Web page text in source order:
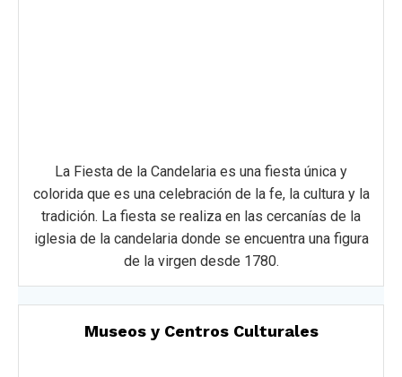
La Fiesta de la Candelaria es una fiesta única y
colorida que es una celebración de la fe, la cultura y la
tradición. La fiesta se realiza en las cercanías de la
iglesia de la candelaria donde se encuentra una figura
de la virgen desde 1780.
Museos y Centros Culturales